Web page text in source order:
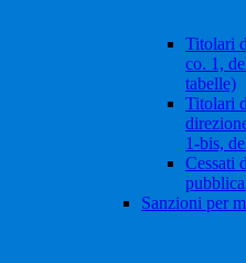
Titolari
co. 1,
tabelle)
Titolari
1-bis,
Cessati
Sanzioni per